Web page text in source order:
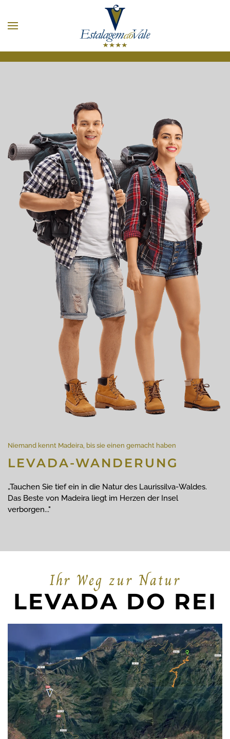
Zum Hauptinhalt springen
Niemand kennt Madeira, bis sie einen gemacht haben
LEVADA-WANDERUNG
„Tauchen Sie tief ein in die Natur des Laurissilva-Waldes.
Das Beste von Madeira liegt im Herzen der Insel
verborgen..."
Ihr Weg zur Natur
LEVADA DO REI
ZOOM